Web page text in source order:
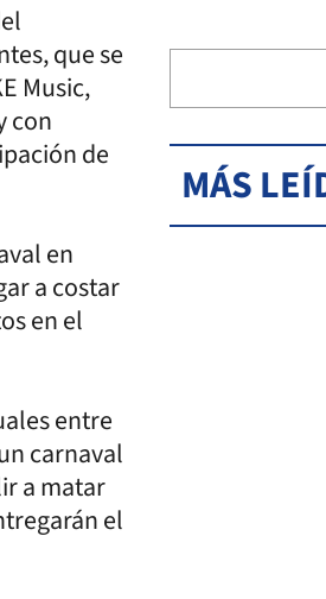
que se
Music,
con
de
en
a costar
en el
entre
carnaval
a matar
el
MÁS